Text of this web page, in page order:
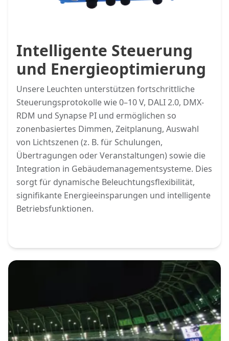
Intelligente Steuerung
und Energieoptimierung
Unsere Leuchten unterstützen fortschrittliche
Steuerungsprotokolle wie 0–10 V, DALI 2.0, DMX-
RDM und Synapse PI und ermöglichen so
zonenbasiertes Dimmen, Zeitplanung, Auswahl
von Lichtszenen (z. B. für Schulungen,
Übertragungen oder Veranstaltungen) sowie die
Integration in Gebäudemanagementsysteme. Dies
sorgt für dynamische Beleuchtungsflexibilität,
signifikante Energieeinsparungen und intelligente
Betriebsfunktionen.